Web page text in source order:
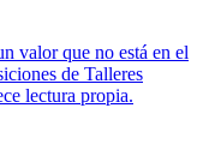
valor que no está en el
de Talleres
lectura propia.